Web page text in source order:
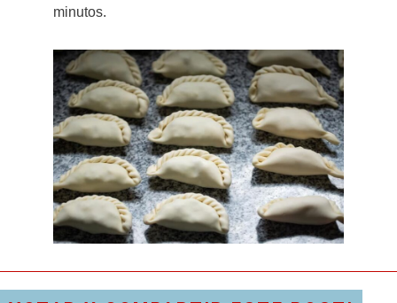
minutos.